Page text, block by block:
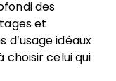
des
et
d’usage idéaux
choisir celui qui